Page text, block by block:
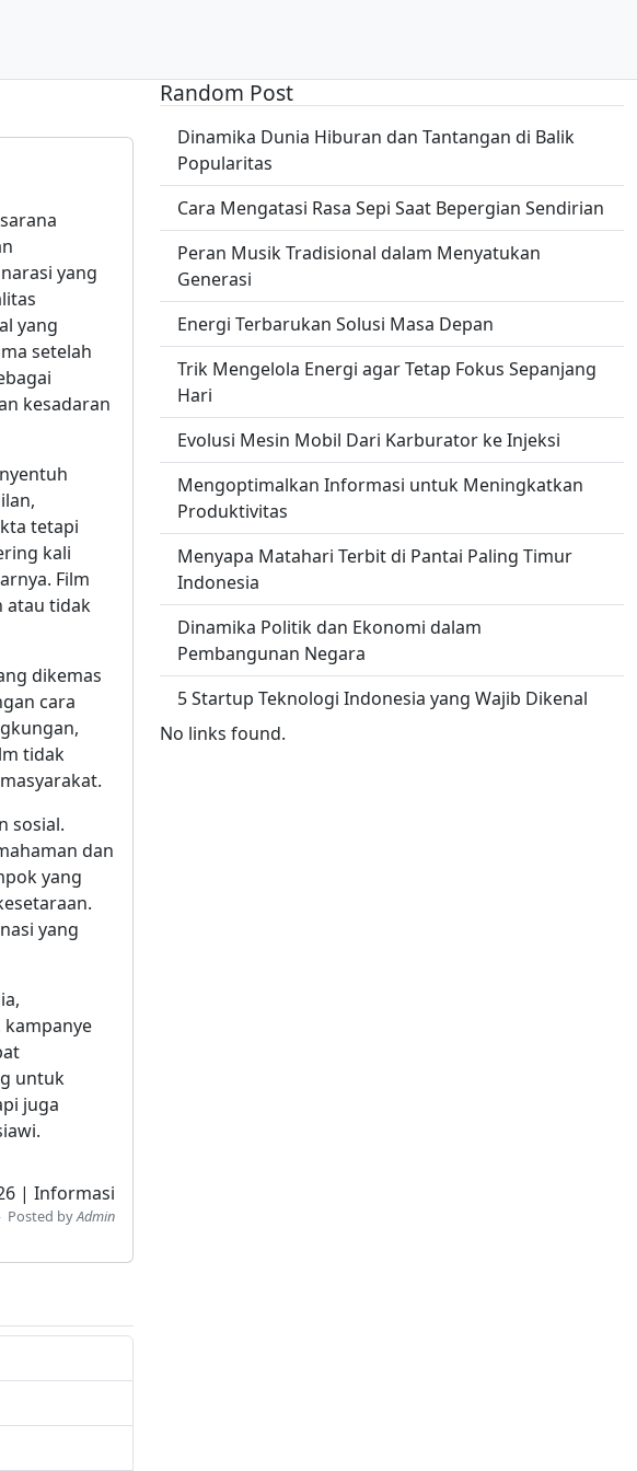
yang
yang
setelah
kesadaran
tetapi
kali
Film
atau tidak
dikemas
cara
tidak
sosial.
dan
yang
yang
untuk
juga
| Informasi
Posted byAdmin
Random Post
Dinamika Dunia Hiburan dan Tantangan di Balik
Popularitas
Cara Mengatasi Rasa Sepi Saat Bepergian Sendirian
Peran Musik Tradisional dalam Menyatukan
Generasi
Energi Terbarukan Solusi Masa Depan
Trik Mengelola Energi agar Tetap Fokus Sepanjang
Hari
Evolusi Mesin Mobil Dari Karburator ke Injeksi
Mengoptimalkan Informasi untuk Meningkatkan
Produktivitas
Menyapa Matahari Terbit di Pantai Paling Timur
Indonesia
Dinamika Politik dan Ekonomi dalam
Pembangunan Negara
5 Startup Teknologi Indonesia yang Wajib Dikenal
No links found.